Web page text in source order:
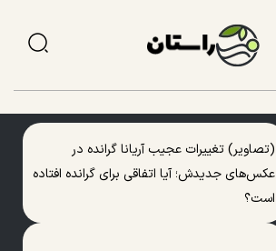
(تصاویر) تغییرات عجیب آریانا گرانده در
عکس‌های جدیدش؛ آیا اتفاقی برای گرانده افتاده
است؟